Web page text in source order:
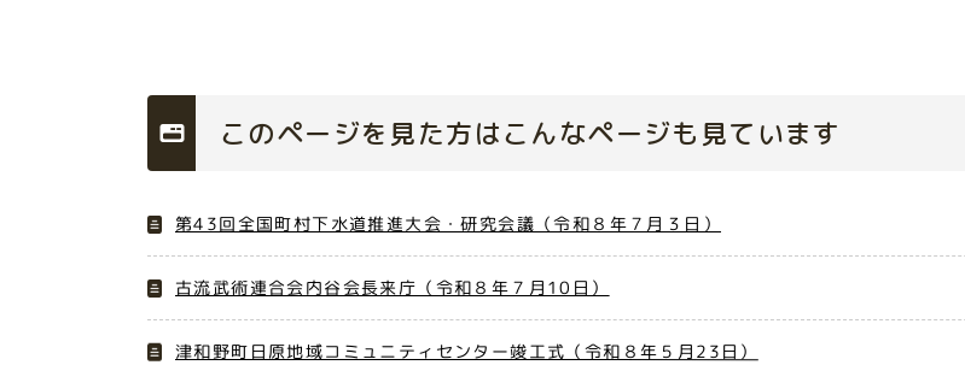
このページを見た方はこんなページも見ています
第43回全国町村下水道推進大会・研究会議（令和８年７月３日）
古流武術連合会内谷会長来庁（令和８年７月10日）
津和野町日原地域コミュニティセンター竣工式（令和８年５月23日）